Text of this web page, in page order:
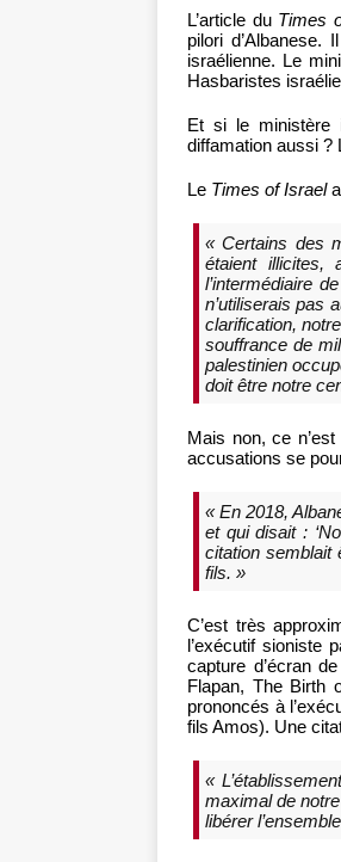
L’article du Times
pilori d’Albanese.
israélienne. Le
Hasbaristes
Et si le ministère
diffamation aussi ?
Le Times of Israela
« Certains des
étaient illicites,
l’intermédiaire
n’utiliserais pas
clarification,
souffrance de
palestinien
doit être notre
Mais non, ce
accusations se
« En 2018,
et qui disait :
citation semblait
fils. »
C’est très
l’exécutif sioniste
capture d’écran
Flapan, The Birth
prononcés à
fils Amos). Une
«
maximal de
libérer